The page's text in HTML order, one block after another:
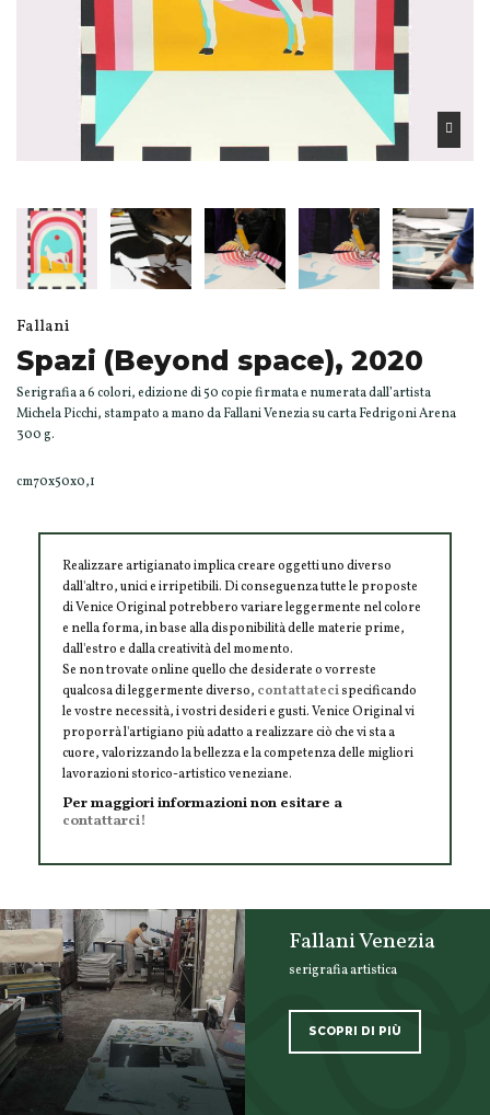
Fallani
Spazi (Beyond space), 2020
Serigrafia a 6 colori, edizione di 50 copie firmata e numerata dall’artista
Michela Picchi, stampato a mano da Fallani Venezia su carta Fedrigoni Arena
300 g.
cm70x50x0,1
Realizzare artigianato implica creare oggetti uno diverso
dall'altro, unici e irripetibili. Di conseguenza tutte le proposte
di Venice Original potrebbero variare leggermente nel colore
e nella forma, in base alla disponibilità delle materie prime,
dall'estro e dalla creatività del momento.
Se non trovate online quello che desiderate o vorreste
qualcosa di leggermente diverso, contattatecispecificando
le vostre necessità, i vostri desideri e gusti. Venice Original vi
proporrà l'artigiano più adatto a realizzare ciò che vi sta a
cuore, valorizzando la bellezza e la competenza delle migliori
lavorazioni storico-artistico veneziane.
Per maggiori informazioni non esitare a
contattarci!
Fallani Venezia
serigrafia artistica
SCOPRI DI PIÙ